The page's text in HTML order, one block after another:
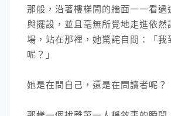
那般，沿著樓梯間的牆面一一看過
與擺設，並且毫無所覺地走進依然
場，站在那裡，她驚詫自問：「我
呢？」
她是在問自己，還是在問讀者呢？